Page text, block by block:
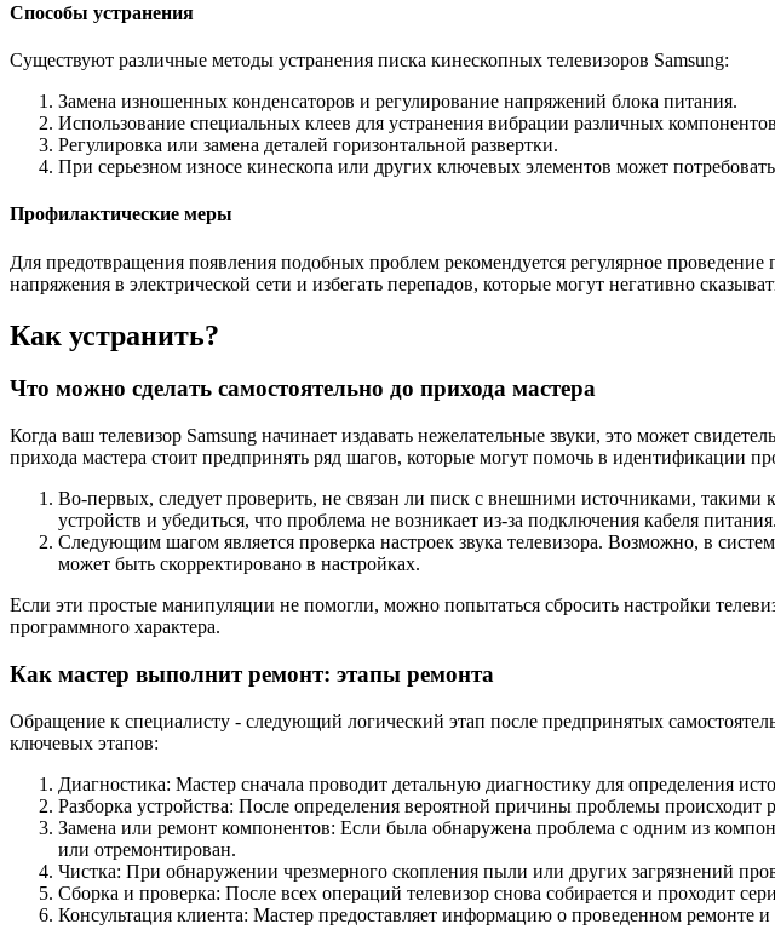
Способы устранения
Существуют различные методы устранения писка кинескопных телевизоров Samsung:
Замена изношенных конденсаторов и регулирование напряжений блока питания.
Использование специальных клеев для устранения вибрации различных
Регулировка или замена деталей горизонтальной развертки.
При серьезном износе кинескопа или других ключевых элементов может
Профилактические меры
Для предотвращения появления подобных проблем рекомендуется регулярное
напряжения в электрической сети и избегать перепадов, которые могут негативно
Как устранить?
Что можно сделать самостоятельно до прихода мастера
Когда ваш телевизор Samsung начинает издавать нежелательные звуки, это может
прихода мастера стоит предпринять ряд шагов, которые могут помочь в идентификации
Во-первых, следует проверить, не связан ли писк с внешними источниками,
устройств и убедиться, что проблема не возникает из-за подключения кабеля питания.
Следующим шагом является проверка настроек звука телевизора. Возможно, в
может быть скорректировано в настройках.
Если эти простые манипуляции не помогли, можно попытаться сбросить настройки
программного характера.
Как мастер выполнит ремонт: этапы ремонта
Обращение к специалисту - следующий логический этап после предпринятых
ключевых этапов:
Диагностика: Мастер сначала проводит детальную диагностику для определения
Разборка устройства: После определения вероятной причины проблемы происходит
Замена или ремонт компонентов: Если была обнаружена проблема с одним из
или отремонтирован.
Чистка: При обнаружении чрезмерного скопления пыли или других загрязнений
Сборка и проверка: После всех операций телевизор снова собирается и проходит
Консультация клиента: Мастер предоставляет информацию о проведенном